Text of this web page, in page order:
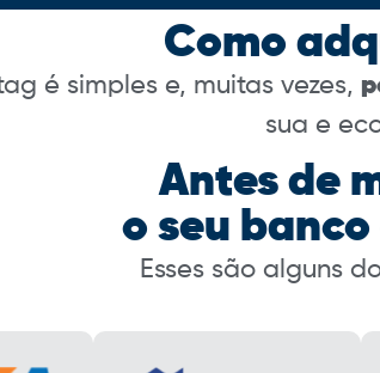
Como
é simples e, muitas vezes,
sua e
Antes de
o seu
Esses são alguns